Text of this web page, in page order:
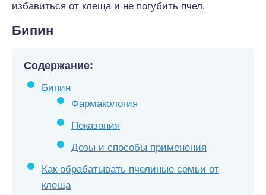
избавиться от клеща и не погубить пчел.
Бипин
Содержание:
Бипин
Фармакология
Показания
Дозы и способы применения
Как обрабатывать пчелиные семьи от
клеща